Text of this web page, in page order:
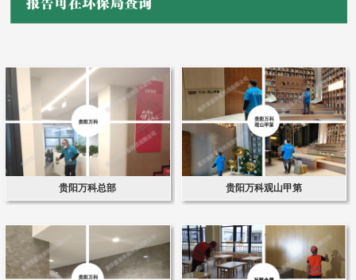
贵阳万科总部 贵阳万科观山甲第